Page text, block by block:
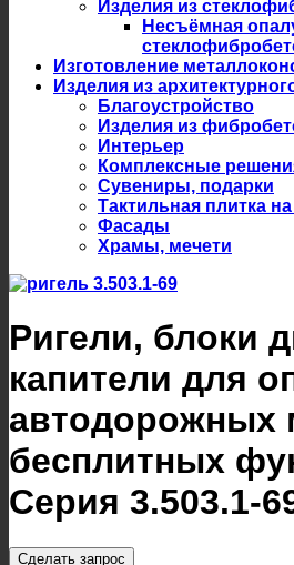
Изделия из
Несъёмная
Изготовление
Изделия из
Благоустройство
Изделия из
Интерьер
Комплексные
Сувениры, подарки
Тактильная плитка
Фасады
Храмы, мечети
Ригели, блоки
капители для
автодорожных
бесплитных
Серия 3.503.1-
Сделать запрос